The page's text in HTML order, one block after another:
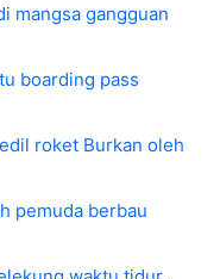
mangsa gangguan
boarding pass
roket Burkan oleh
pemuda berbau